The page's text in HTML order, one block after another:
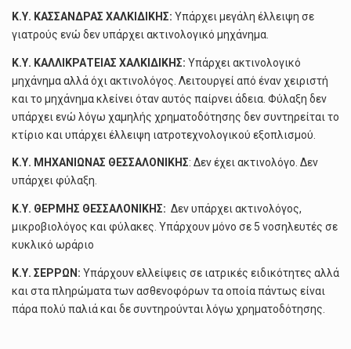
Κ.Υ. ΚΑΣΣΑΝΔΡΑΣ ΧΑΛΚΙΔΙΚΗΣ: Υπάρχει μεγάλη έλλειψη σε
γιατρούς ενώ δεν υπάρχει ακτινολογικό μηχάνημα.
Κ.Υ. ΚΑΛΛΙΚΡΑΤΕΙΑΣ ΧΑΛΚΙΔΙΚΗΣ: Υπάρχει ακτινολογικό
μηχάνημα αλλά όχι ακτινολόγος. Λειτουργεί από έναν χειριστή
και το μηχάνημα κλείνει όταν αυτός παίρνει άδεια. Φύλαξη δεν
υπάρχει ενώ λόγω χαμηλής χρηματοδότησης δεν συντηρείται το
κτίριο και υπάρχει έλλειψη ιατροτεχνολογικού εξοπλισμού.
Κ.Υ. ΜΗΧΑΝΙΩΝΑΣ ΘΕΣΣΑΛΟΝΙΚΗΣ: Δεν έχει ακτινολόγο. Δεν
υπάρχει φύλαξη.
Κ.Υ. ΘΕΡΜΗΣ ΘΕΣΣΑΛΟΝΙΚΗΣ: Δεν υπάρχει ακτινολόγος,
μικροβιολόγος και φύλακες. Υπάρχουν μόνο σε 5 νοσηλευτές σε
κυκλικό ωράριο
Κ.Υ. ΣΕΡΡΩΝ: Υπάρχουν ελλείψεις σε ιατρικές ειδικότητες αλλά
και στα πληρώματα των ασθενοφόρων τα οποία πάντως είναι
πάρα πολύ παλιά και δε συντηρούνται λόγω χρηματοδότησης.